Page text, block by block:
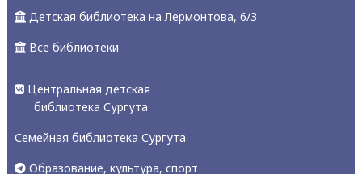
Детская библиотека на Лермонтова, 6/3
Все библиотеки
Центральная детская
библиотека Сургута
Семейная библиотека Сургута
Образование, культура, спорт